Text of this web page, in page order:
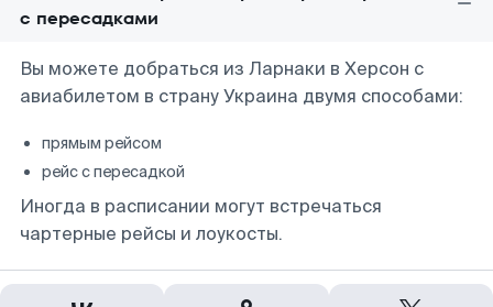
с пересадками
Вы можете добраться из Ларнаки в Херсон с
авиабилетом в страну Украина двумя способами:
прямым рейсом
рейс с пересадкой
Иногда в расписании могут встречаться
чартерные рейсы и лоукосты.